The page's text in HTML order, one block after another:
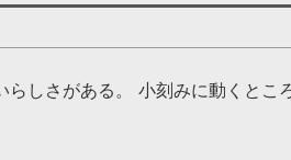
しさがある。 小刻みに動くとこ